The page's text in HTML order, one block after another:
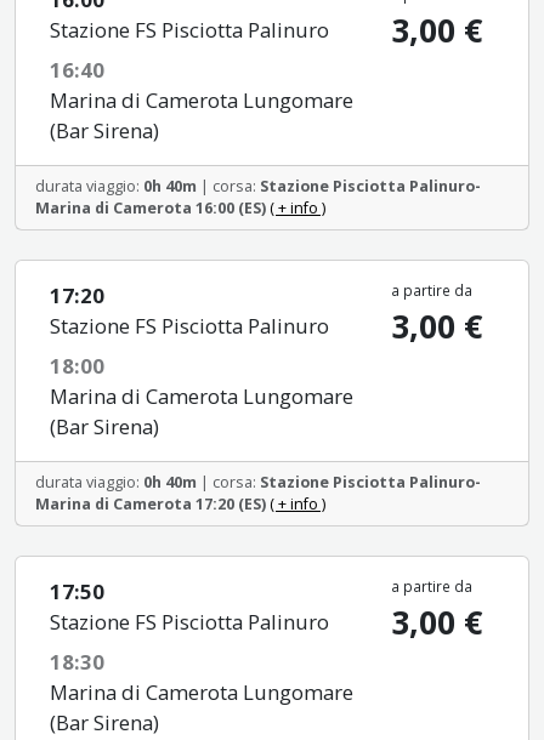
Stazione FS Pisciotta Palinuro
16:40
Marina di Camerota Lungomare
(Bar Sirena)
3,00 €
durata viaggio: 0h 40m | corsa: Stazione Pisciotta Palinuro-
Marina di Camerota 16:00 (ES)( + info )
17:20
Stazione FS Pisciotta Palinuro
18:00
Marina di Camerota Lungomare
(Bar Sirena)
a partire da
3,00 €
durata viaggio: 0h 40m | corsa: Stazione Pisciotta Palinuro-
Marina di Camerota 17:20 (ES)( + info )
17:50
Stazione FS Pisciotta Palinuro
18:30
Marina di Camerota Lungomare
(Bar Sirena)
a partire da
3,00 €